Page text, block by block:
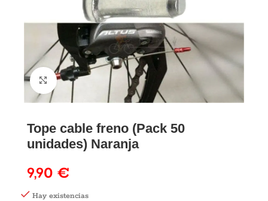
Tope cable freno (Pack 50
unidades) Naranja
9,90 €
Hay existencias